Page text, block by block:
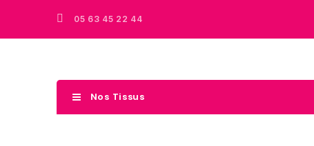
05 63 45 22 44
Nos Tissus